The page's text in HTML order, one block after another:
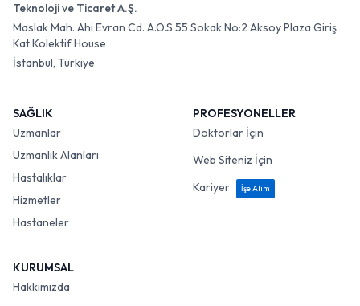
Teknoloji ve Ticaret A.Ş.
Maslak Mah. Ahi Evran Cd. A.O.S 55 Sokak No:2 Aksoy Plaza Giriş
Kat Kolektif House
İstanbul, Türkiye
SAĞLIK
Uzmanlar
Uzmanlık Alanları
Hastalıklar
Hizmetler
Hastaneler
PROFESYONELLER
Doktorlar İçin
Web Siteniz İçin
Kariyer
İşe Alım
KURUMSAL
Hakkımızda